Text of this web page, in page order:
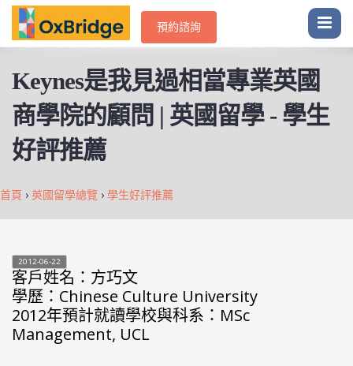
預約諮詢
Keynes是我見過相當專業英國
商學院的顧問 | 英國留學 - 學生
好評推薦
首頁 › 英國留學總覽 › 學生好評推薦
2012-06-22
客戶姓名：方巧文
學歷：Chinese Culture University
2012年預計就讀學校與科系：MSc
Management, UCL